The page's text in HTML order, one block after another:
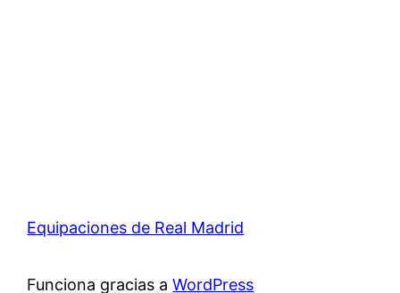
Equipaciones de Real Madrid
Funciona gracias aWordPress